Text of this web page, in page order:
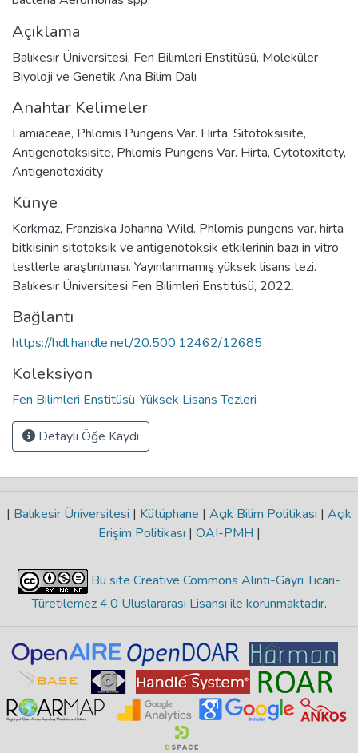
Açıklama
Balıkesir Üniversitesi, Fen Bilimleri Enstitüsü, Moleküler
Biyoloji ve Genetik Ana Bilim Dalı
Anahtar Kelimeler
Lamiaceae, Phlomis Pungens Var. Hirta, Sitotoksisite,
Antigenotoksisite, Phlomis Pungens Var. Hirta, Cytotoxitcity,
Antigenotoxicity
Künye
Korkmaz, Franziska Johanna Wild. Phlomis pungens var. hirta
bitkisinin sitotoksik ve antigenotoksik etkilerinin bazı in vitro
testlerle araştırılması. Yayınlanmamış yüksek lisans tezi.
Balıkesir Üniversitesi Fen Bilimleri Enstitüsü, 2022.
Bağlantı
https://hdl.handle.net/20.500.12462/12685
Koleksiyon
Fen Bilimleri Enstitüsü-Yüksek Lisans Tezleri
Detaylı Öğe Kaydı
| Balıkesir Üniversitesi | Kütüphane | Açık Bilim Politikası | Açık
Erişim Politikası | OAI-PMH |
Bu site Creative Commons Alıntı-Gayri Ticari-
Türetilemez 4.0 Uluslararası Lisansı ile korunmaktadır.